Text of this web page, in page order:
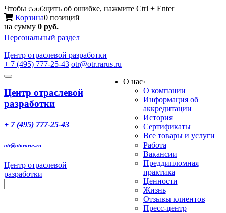
Чтобы сообщить об ошибке, нажмите Ctrl + Enter
Корзина0 позиций
на сумму 0 руб.
Персональный раздел
Центр отраслевой разработки
+ 7 (495) 777-25-43 otr@otr.rarus.ru
Toggle
Меню
Центр отраслевой
разработки
+ 7 (495) 777-25-43
otr@otr.rarus.ru
Центр отраслевой
разработки
О нас›
О компании
Информация об
аккредитации
История
Сертификаты
Все товары и услуги
Работа
Вакансии
Преддипломная
практика
Ценности
Жизнь
Отзывы клиентов
Пресс-центр